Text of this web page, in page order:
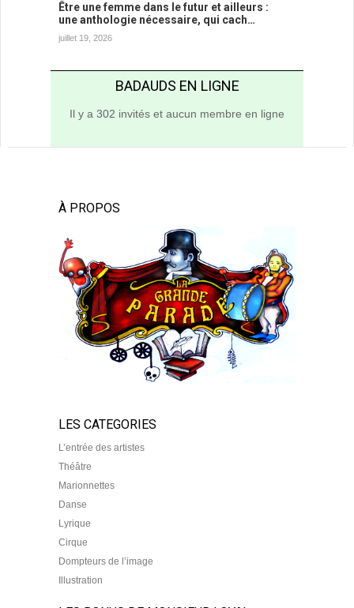
Être une femme dans le futur et ailleurs :
une anthologie nécessaire, qui cach…
juillet 19, 2026
BADAUDS EN LIGNE
Il y a 302 invités et aucun membre en ligne
À PROPOS
LES CATEGORIES
L’entrée des artistes
Théâtre
Marionnettes
Danse
Lyrique
Cirque
Dompteurs de l’image
Illustration